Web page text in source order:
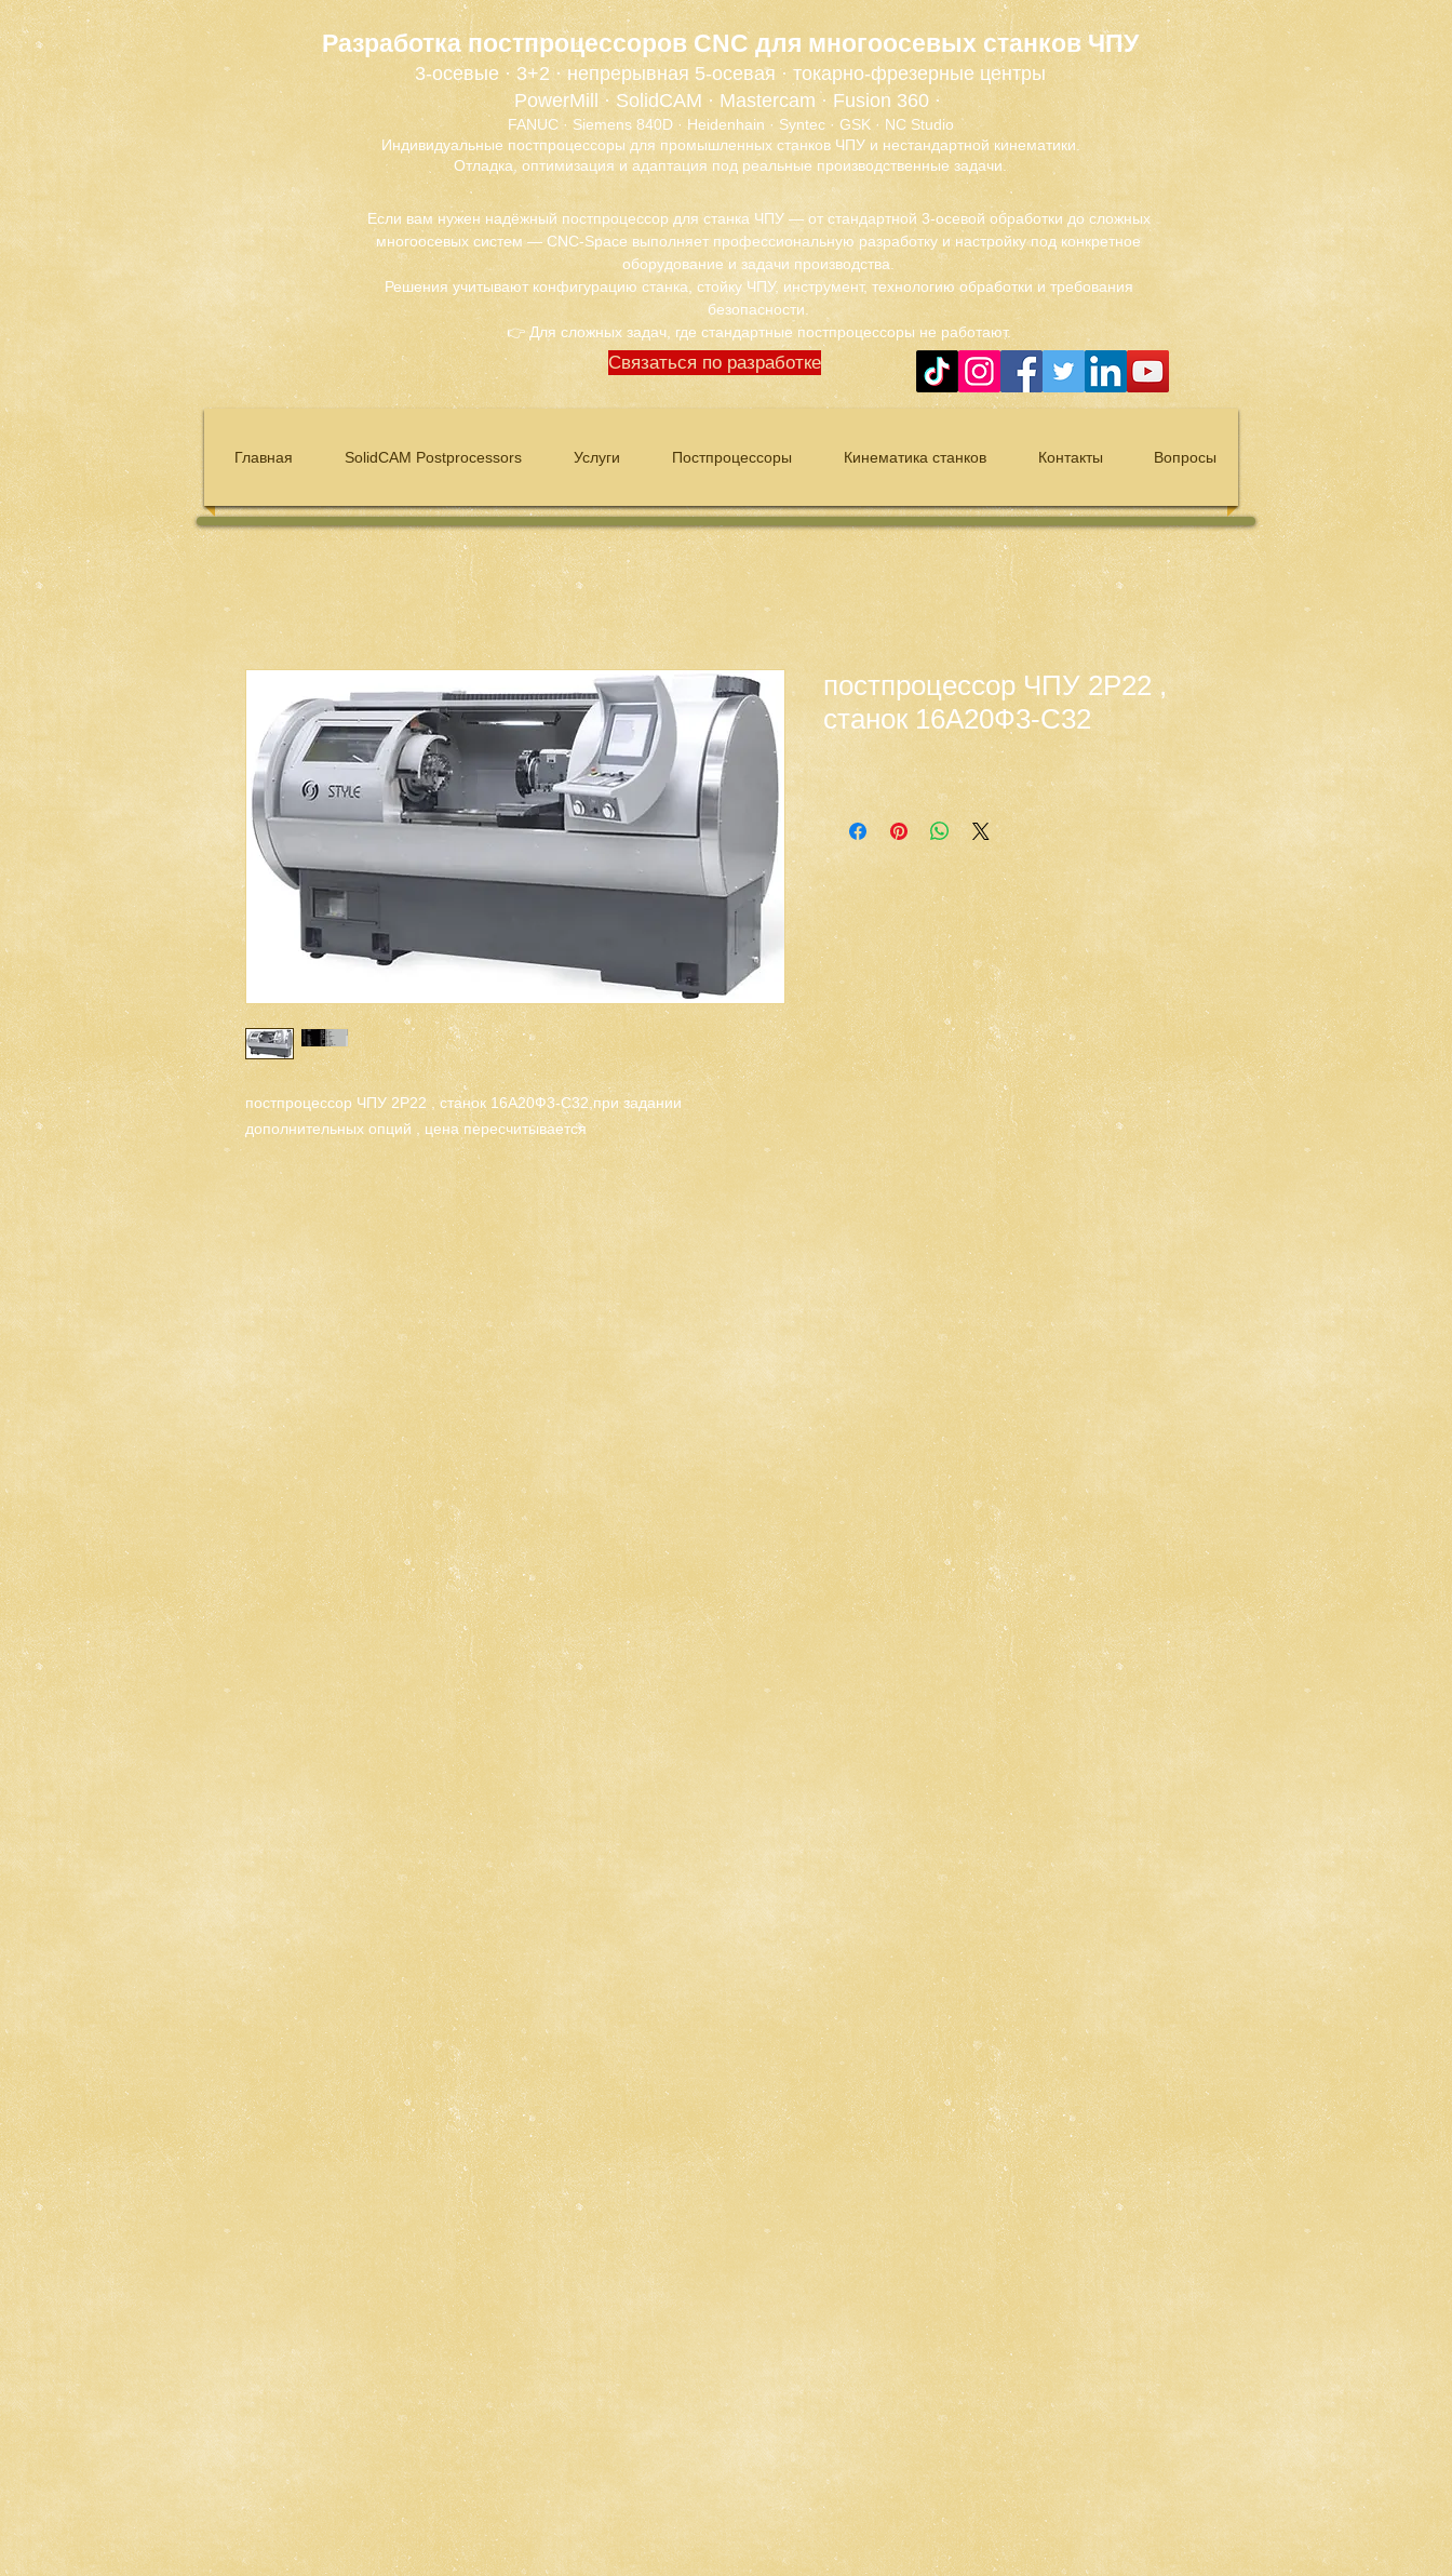
Разработка постпроцессоров CNC для многоосевых станков ЧПУ
3-осевые · 3+2 · непрерывная 5-осевая · токарно-фрезерные центры
PowerMill · SolidCAM · Mastercam · Fusion 360 ·
FANUC · Siemens 840D · Heidenhain · Syntec · GSK · NC Studio
Индивидуальные постпроцессоры для промышленных станков ЧПУ и нестандартной кинематики.
Отладка, оптимизация и адаптация под реальные производственные задачи.
Если вам нужен надёжный постпроцессор для станка ЧПУ — от стандартной 3-осевой обработки до сложных
многоосевых систем — CNC-Space выполняет профессиональную разработку и настройку под конкретное
оборудование и задачи производства.
Решения учитывают конфигурацию станка, стойку ЧПУ, инструмент, технологию обработки и требования
безопасности.
👉 Для сложных задач, где стандартные постпроцессоры не работают.
Связаться по разработке
Главная SolidCAM Postprocessors Услуги Постпроцессоры Кинематика станков Контакты Вопросы
постпроцессор ЧПУ 2Р22 , станок 16А20Ф3-С32,при задании
дополнительных опций , цена пересчитывается
постпроцессор ЧПУ 2Р22 ,
станок 16А20Ф3-С32